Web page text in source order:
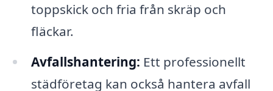
toppskick och fria från skräp och
fläckar.
Avfallshantering: Ett professionellt
städföretag kan också hantera avfall